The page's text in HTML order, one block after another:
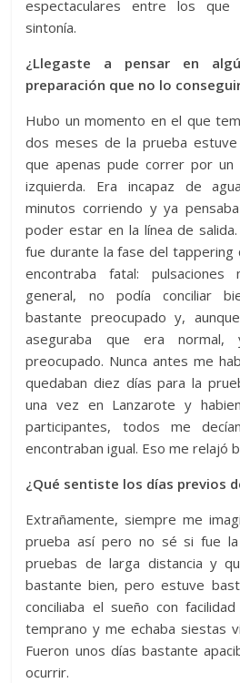
espectaculares entre los
sintonía.
¿Llegaste a pensar en
preparación que no lo
Hubo un momento en el que
dos meses de la prueba estuve
que apenas pude correr por un
izquierda. Era incapaz de
minutos corriendo y ya
poder estar en la línea de
fue durante la fase del tappering
encontraba fatal: pulsaciones
general, no podía conciliar
bastante preocupado y,
aseguraba que era normal,
preocupado. Nunca antes me
quedaban diez días para la
una vez en Lanzarote y
participantes, todos me
encontraban igual. Eso me relajó
¿Qué sentiste los días previos
Extrañamente, siempre me
prueba así pero no sé si fue
pruebas de larga distancia y
bastante bien, pero estuve
conciliaba el sueño con
temprano y me echaba siestas
Fueron unos días bastante
ocurrir.